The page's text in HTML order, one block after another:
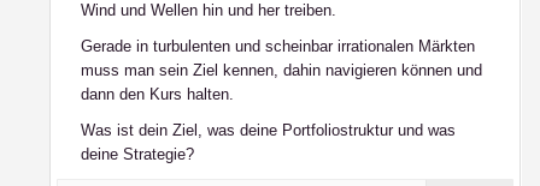
Wind und Wellen hin und her treiben.
Gerade in turbulenten und scheinbar irrationalen Märkten
muss man sein Ziel kennen, dahin navigieren können und
dann den Kurs halten.
Was ist dein Ziel, was deine Portfoliostruktur und was
deine Strategie?